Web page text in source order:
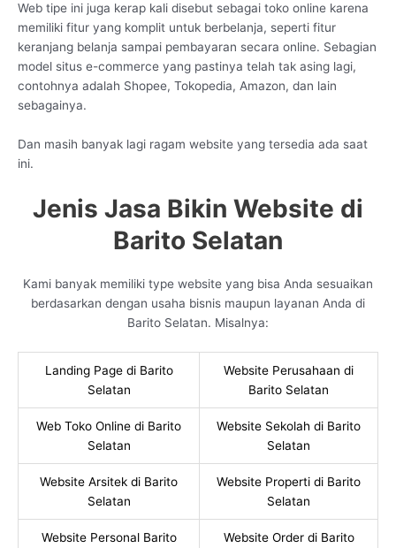
Web tipe ini juga kerap kali disebut sebagai toko online karena
memiliki fitur yang komplit untuk berbelanja, seperti fitur
keranjang belanja sampai pembayaran secara online. Sebagian
model situs e-commerce yang pastinya telah tak asing lagi,
contohnya adalah Shopee, Tokopedia, Amazon, dan lain
sebagainya.
Dan masih banyak lagi ragam website yang tersedia ada saat
ini.
Jenis Jasa Bikin Website di
Barito Selatan
Kami banyak memiliki type website yang bisa Anda sesuaikan
berdasarkan dengan usaha bisnis maupun layanan Anda di
Barito Selatan. Misalnya:
Landing Page di Barito
Selatan
Website Perusahaan di
Barito Selatan
Web Toko Online di Barito
Selatan
Website Sekolah di Barito
Selatan
Website Arsitek di Barito
Selatan
Website Properti di Barito
Selatan
Website Personal Barito
Website Order di Barito